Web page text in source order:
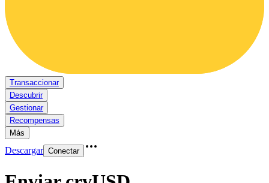
Transaccionar
Descubrir
Gestionar
Recompensas
Más
Descargar Conectar